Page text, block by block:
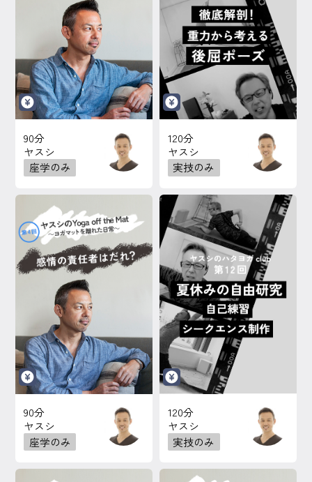
90分
ヤスシ
座学のみ
120分
ヤスシ
実技のみ
90分
ヤスシ
座学のみ
120分
ヤスシ
実技のみ